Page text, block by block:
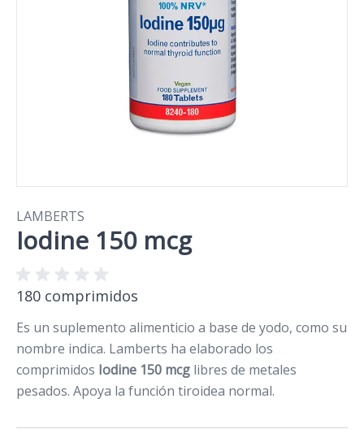
LAMBERTS
Iodine 150 mcg
180 comprimidos
Es un suplemento alimenticio a base de yodo, como su
nombre indica. Lamberts ha elaborado los
comprimidos Iodine 150 mcg libres de metales
pesados. Apoya la función tiroidea normal.